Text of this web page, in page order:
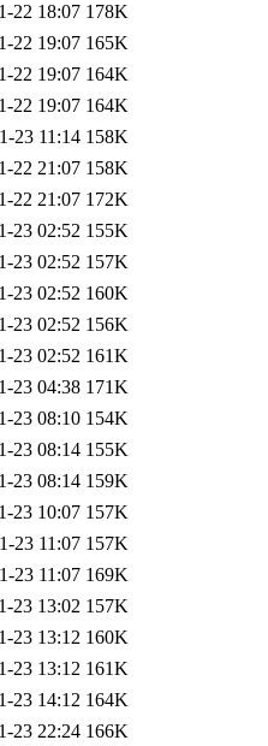
22 18:07 178K
22 19:07 165K
22 19:07 164K
22 19:07 164K
23 11:14 158K
22 21:07 158K
22 21:07 172K
23 02:52 155K
23 02:52 157K
23 02:52 160K
23 02:52 156K
23 02:52 161K
23 04:38 171K
23 08:10 154K
23 08:14 155K
23 08:14 159K
23 10:07 157K
23 11:07 157K
23 11:07 169K
23 13:02 157K
23 13:12 160K
23 13:12 161K
23 14:12 164K
23 22:24 166K